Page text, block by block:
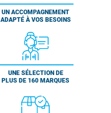
UN ACCOMPAGNEMENT
ADAPTÉ À VOS BESOINS
UNE SÉLECTION DE
PLUS DE 160 MARQUES